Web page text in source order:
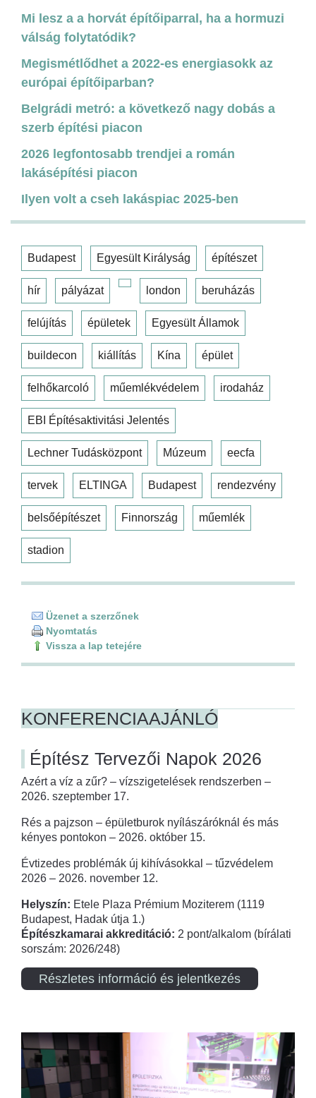
Mi lesz a a horvát építőiparral, ha a hormuzi
válság folytatódik?
Megismétlődhet a 2022-es energiasokk az
európai építőiparban?
Belgrádi metró: a következő nagy dobás a
szerb építési piacon
2026 legfontosabb trendjei a román
lakásépítési piacon
Ilyen volt a cseh lakáspiac 2025-ben
Budapest Egyesült Királyság építészet
hír pályázat london beruházás
felújítás épületek Egyesült Államok
buildecon kiállítás Kína épület
felhőkarcoló műemlékvédelem irodaház
EBI Építésaktivitási Jelentés
Lechner Tudásközpont Múzeum eecfa
tervek ELTINGA Budapest rendezvény
belsőépítészet Finnország műemlék
stadion
Üzenet a szerzőnek
Nyomtatás
Vissza a lap tetejére
KONFERENCIAAJÁNLÓ
Építész Tervezői Napok 2026
Azért a víz a zűr? – vízszigetelések rendszerben –
2026. szeptember 17.
Rés a pajzson – épületburok nyílászáróknál és más
kényes pontokon – 2026. október 15.
Évtizedes problémák új kihívásokkal – tűzvédelem
2026 – 2026. november 12.
Helyszín: Etele Plaza Prémium Moziterem (1119
Budapest, Hadak útja 1.)
Építészkamarai akkreditáció: 2 pont/alkalom (bírálati
sorszám: 2026/248)
Részletes információ és jelentkezés